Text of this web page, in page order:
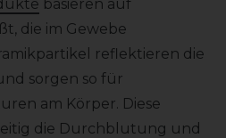
basieren auf
die im Gewebe
reflektieren die
sorgen so für
am Körper. Diese
die Durchblutung und